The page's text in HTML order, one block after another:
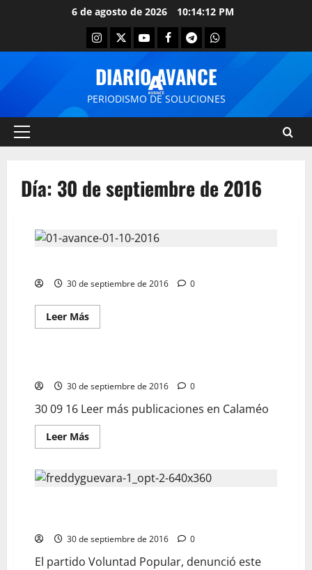
6 de agosto de 2026 10:14:12 PM
DIARIO AVANCE
PERIODISMO DE SOLUCIONES
Día: 30 de septiembre de 2016
30 de septiembre de 2016 0
Leer Más
30 de septiembre de 2016 0
30 09 16 Leer más publicaciones en Calaméo
Leer Más
30 de septiembre de 2016 0
El partido Voluntad Popular, denunció este